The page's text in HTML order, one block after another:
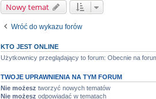
Nowy temat
Wróć do wykazu forów
KTO JEST ONLINE
Użytkownicy przeglądający to forum: Obecnie na
TWOJE UPRAWNIENIA NA TYM FORUM
Nie możesz tworzyć nowych tematów
Nie możesz odpowiadać w tematach